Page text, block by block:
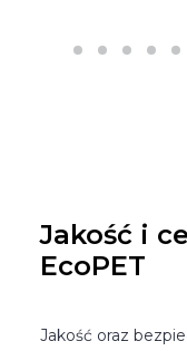
Jakość i
EcoPET
Jakość oraz